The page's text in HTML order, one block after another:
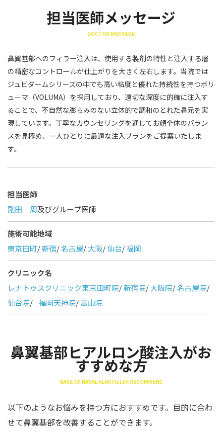
東京
名古屋
仙台
福岡
担当医師メッセージ
DOCTOR MESSAGE
鼻翼基部へのフィラー注入は、使用する製剤の特性と注入する層
の精密なコントロールが仕上がりを大きく左右します。当院では
ジュビダームシリーズの中でも高い粘度と優れた持続性を持つボリ
ューマ（VOLUMA）を採用しており、適切な深度に的確に注入す
ることで、不自然な膨らみのない立体的で調和のとれた鼻元を実
現しています。丁寧なカウンセリングを通じてお顔全体のバラン
スを見極め、一人ひとりに最適な注入プランをご提案いたしま
す。
担当医師
副田 周及びグループ医師
施術可能地域
東京田町/新宿/名古屋/大阪/仙台/福岡
クリニック名
レナトゥスクリニック東京田町院/新宿院/大阪院/名古屋院/
仙台院/ 福岡天神院/富山院
鼻翼基部ヒアルロン酸注入がお
すすめな方
BASE OF NASAL ALAR FILLER RECOMMEND
以下のようなお悩みを持つ方におすすめです。目的に合わ
せて鼻翼基部を改善することができます。